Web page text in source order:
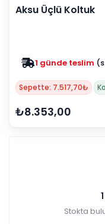
Aksu Üçlü Koltuk
1 günde teslim
Sepette: 7.517,70₺
₺8.353,00
Stokta